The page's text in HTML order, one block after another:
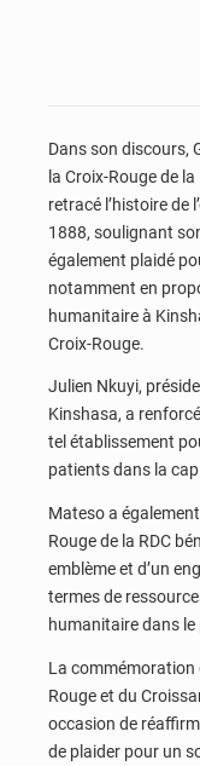
Dans son discours,
la Croix-Rouge de
retracé l’histoire de
1888, soulignant
également plaidé
notamment en
humanitaire à
Croix-Rouge.
Julien Nkuyi,
Kinshasa, a
tel établissement
patients dans la
Mateso a
Rouge de la RDC
emblème et d’un
termes de
humanitaire dans le
La commémoration
Rouge et du
occasion de
de plaider pour un